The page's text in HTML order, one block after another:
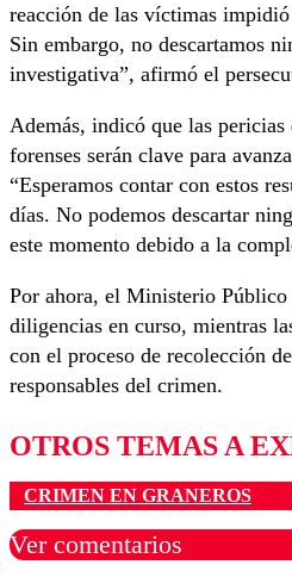
reacción de las víctimas
Sin embargo, no descartamos
investigativa”, afirmó el
Además, indicó que las
forenses serán clave para
“Esperamos contar con estos
días. No podemos descartar
este momento debido a la
Por ahora, el Ministerio Público
diligencias en curso, mientras
con el proceso de recolección
responsables del crimen.
OTROS TEMAS A
CRIMEN EN GRANEROS
Ver comentarios